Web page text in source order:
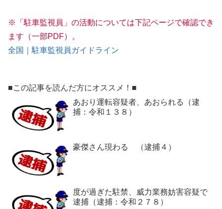
※「駐車監視員」の活動については下記ページで確認でき
ます（一部PDF）。
全国｜駐車監視員ガイドライン
■この記事を読んだ方にオススメ！■
あおり運転容疑者、あおられる（逮
捕：令和１３８）
豪傑さん現わる （逮捕４）
度が過ぎた駐禁、威力業務妨害容疑で
逮捕（逮捕：令和２７８）